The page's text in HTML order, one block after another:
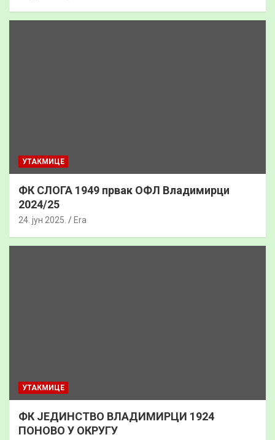
УТАКМИЦЕ
ФК СЛОГА 1949 првак ОФЛ Владимирци
2024/25
24. јун 2025. Era
УТАКМИЦЕ
ФК ЈЕДИНСТВО ВЛАДИМИРЦИ 1924
ПОНОВО У ОКРУГУ